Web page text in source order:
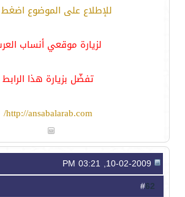
للإطلاع على الموضوع
لزيارة موقعي أنساب
تفضّل بزيارة هذا الرابط
http://ansabalarab.com/
62